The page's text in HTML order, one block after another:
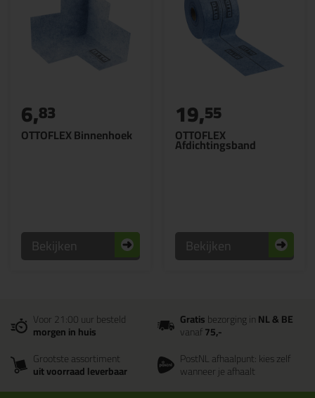
OTTOFLEX Binnenhoek
6,83
Bekijken
OTTOFLEX
Afdichtingsband
19,55
Bekijken
Voor 21:00 uur besteld
morgen in huis
Gratisbezorging inNL & BE
vanaf75,-
Grootste assortiment
uit voorraad leverbaar
PostNL afhaalpunt: kies zelf
wanneer je afhaalt